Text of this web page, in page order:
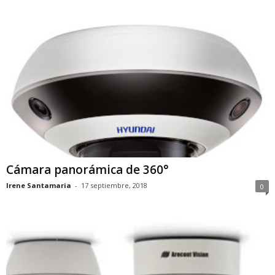
Cámara panorámica de 360°
Irene Santamaria - 17 septiembre, 2018 0